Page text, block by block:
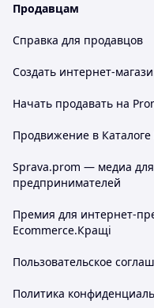
Продавцам
Справка для продавцов
Создать интернет-
Начать продавать на
Продвижение в Каталоге
Sprava.prom — медиа для
предпринимателей
Премия для интернет-
Ecommerce.Кращі
Пользовательское
Политика